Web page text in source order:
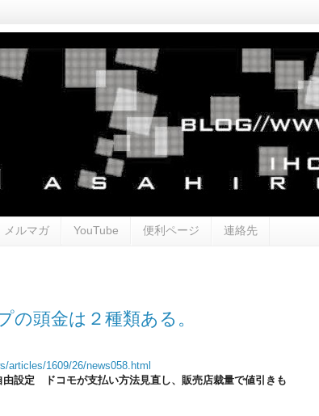
メルマガ YouTube 便利ページ 連絡先
の頭金は２種類ある。
articles/1609/26/news058.html
由設定 ドコモが支払い方法見直し、販売店裁量で値引きも